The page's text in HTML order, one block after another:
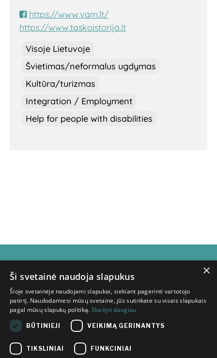
Visoje Lietuvoje
Švietimas/neformalus ugdymas
Kultūra/turizmas
Integration / Employment
Help for people with disabilities
https://www.vam.lt/
https://www.taskoistorija.lt
Subscribe for
newsletter
×
Ši svetainė naudoja slapukus
Šioje svetainėje naudojami slapukai, siekiant pagerinti vartotojo
patirtį. Naudodamiesi mūsų svetaine, jūs sutinkate su visais slapukais
pagal mūsų slapukų politiką. Skaityti daugiau
BŪTINIEJI VEIKIMĄ GERINANTYS
TIKSLINIAI FUNKCINIAI